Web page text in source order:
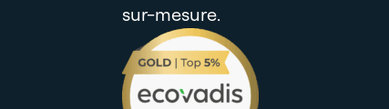
sur-mesure.